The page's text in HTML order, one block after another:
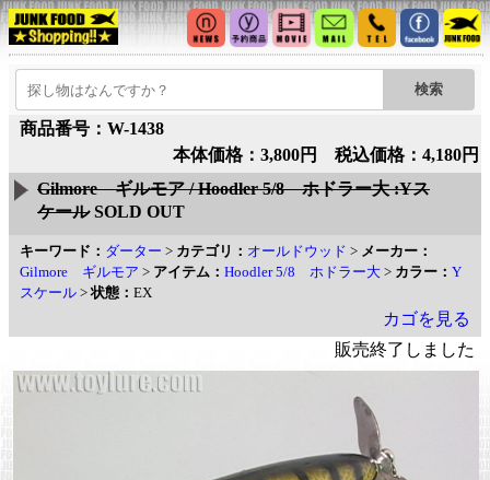
商品番号：W-1438
本体価格：3,800円 税込価格：4,180円
Gilmore ギルモア / Hoodler 5/8 ホドラー大 :Yス
ケールSOLD OUT
キーワード： ダーター > カテゴリ： オールドウッド > メーカー：
Gilmore ギルモア > アイテム： Hoodler 5/8 ホドラー大 > カラー： Y
スケール >状態： EX
カゴを見る
販売終了しました